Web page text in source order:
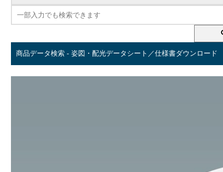
商品データ検索 - 姿図・配光データシート／仕様書ダウンロード